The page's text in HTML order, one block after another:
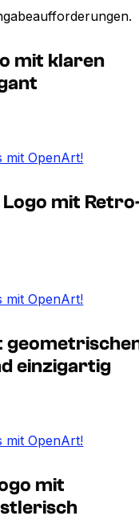
mit klaren
mit OpenArt!
mit
mit OpenArt!
einzigartig
mit OpenArt!
mit